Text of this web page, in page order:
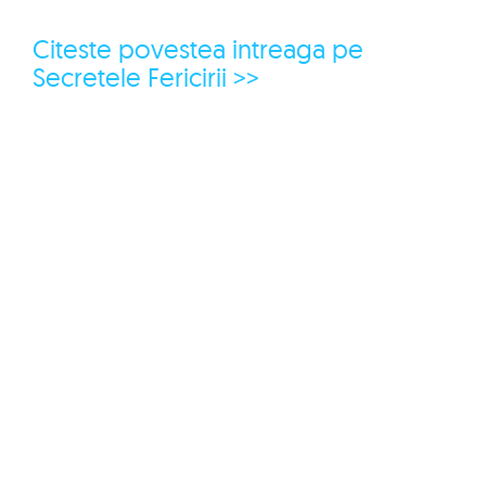
Citeste povestea intreaga pe
Secretele Fericirii >>